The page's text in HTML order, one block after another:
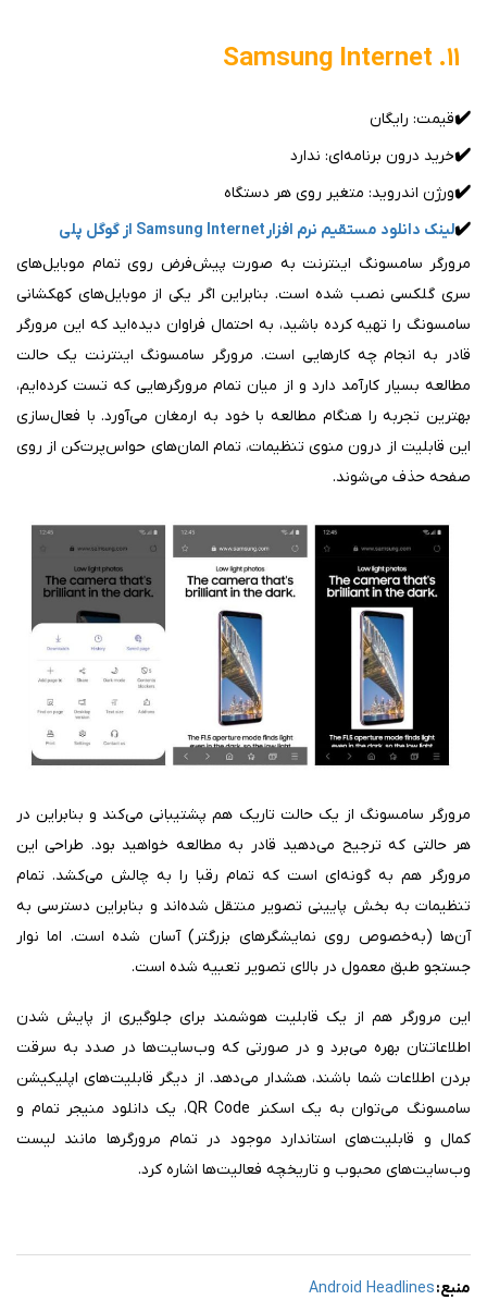
۱۱. Samsung Internet
✔️قیمت: رایگان
✔️خرید درون برنامه‌ای: ندارد
✔️ورژن اندروید: متغیر روی هر دستگاه
✔️لینک دانلود مستقیم نرم افزار Samsung Internet از گوگل پلی
مرورگر سامسونگ اینترنت به صورت پیش‌فرض روی تمام موبایل‌های
سری گلکسی نصب شده است. بنابراین اگر یکی از موبایل‌های کهکشانی
سامسونگ را تهیه کرده باشید، به احتمال فراوان دیده‌اید که این مرورگر
قادر به انجام چه کارهایی است. مرورگر سامسونگ اینترنت یک حالت
مطالعه بسیار کارآمد دارد و از میان تمام مرورگرهایی که تست کرده‌ایم،
بهترین تجربه را هنگام مطالعه با خود به ارمغان می‌آورد. با فعال‌سازی
این قابلیت از درون منوی تنظیمات، تمام المان‌های حواس‌پرت‌کن از روی
صفحه حذف می‌شوند.
مرورگر سامسونگ از یک حالت تاریک هم پشتیبانی می‌کند و بنابراین در
هر حالتی که ترجیح می‌دهید قادر به مطالعه خواهید بود. طراحی این
مرورگر هم به گونه‌ای است که تمام رقبا را به چالش می‌کشد. تمام
تنظیمات به بخش پایینی تصویر منتقل شده‌اند و بنابراین دسترسی به
آن‌ها (به‌خصوص روی نمایشگرهای بزرگتر) آسان شده است. اما نوار
جستجو طبق معمول در بالای تصویر تعبیه شده است.
این مرورگر هم از یک قابلیت هوشمند برای جلوگیری از پایش شدن
اطلاعاتتان بهره می‌برد و در صورتی که وب‌سایت‌ها در صدد به سرقت
بردن اطلاعات شما باشند، هشدار می‌دهد. از دیگر قابلیت‌های اپلیکیشن
سامسونگ می‌توان به یک اسکنر QR Code، یک دانلود منیجر تمام و
کمال و قابلیت‌های استاندارد موجود در تمام مرورگرها مانند لیست
وب‌سایت‌های محبوب و تاریخچه فعالیت‌ها اشاره کرد.
منبع:Android Headlines